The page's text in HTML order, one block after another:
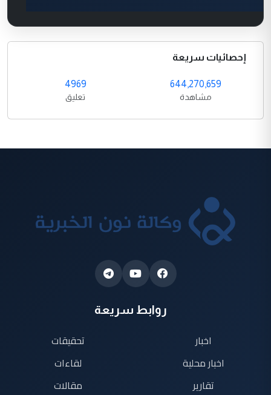
إحصائيات سريعة
644,270,659
مشاهدة
4969
تعليق
روابط سريعة
اخبار
اخبار محلية
تقارير
تحقيقات
لقاءات
مقالات